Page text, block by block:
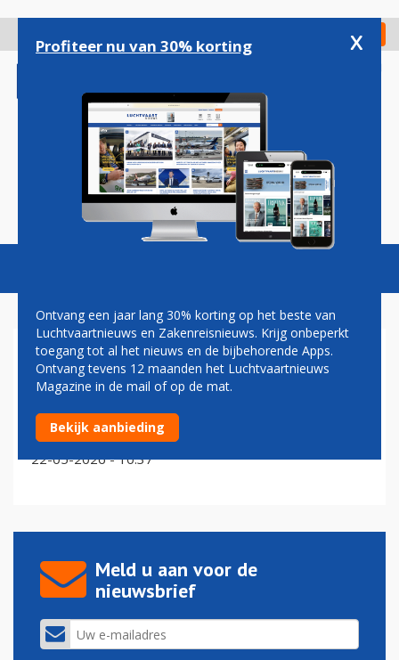
gaan
Check in
Magazine Podcasts Vacatures
STILLER
Zuinige Airbus A321neo wint terrein op Schiphol:
vlootvernieuwing zet door
22-05-2026 - 10:37
Meld u aan voor de
nieuwsbrief
Profiteer nu van 30% korting x
Ontvang een jaar lang 30% korting op het beste van
Luchtvaartnieuws en Zakenreisnieuws. Krijg onbeperkt
toegang tot al het nieuws en de bijbehorende Apps.
Ontvang tevens 12 maanden het Luchtvaartnieuws
Magazine in de mail of op de mat.
Bekijk aanbieding